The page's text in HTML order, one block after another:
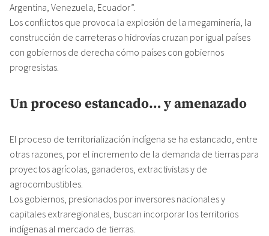
Argentina, Venezuela, Ecuador”.
Los conflictos que provoca la explosión de la megaminería, la
construcción de carreteras o hidrovías cruzan por igual países
con gobiernos de derecha cómo países con gobiernos
progresistas.
Un proceso estancado… y amenazado
El proceso de territorialización indígena se ha estancado, entre
otras razones, por el incremento de la demanda de tierras para
proyectos agrícolas, ganaderos, extractivistas y de
agrocombustibles.
Los gobiernos, presionados por inversores nacionales y
capitales extraregionales, buscan incorporar los territorios
indígenas al mercado de tierras.